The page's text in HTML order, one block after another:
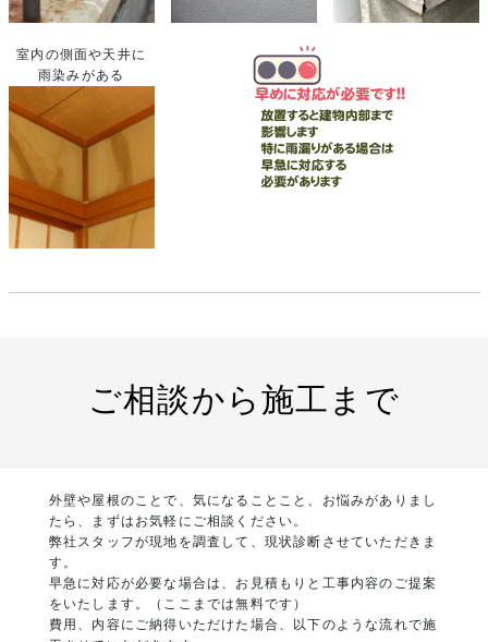
室内の側面や天井に
雨染みがある
ご相談から施工まで
外壁や屋根のことで、気になることこと、お悩みがありまし
たら、まずはお気軽にご相談ください。
弊社スタッフが現地を調査して、現状診断させていただきま
す。
早急に対応が必要な場合は、お見積もりと工事内容のご提案
をいたします。（ここまでは無料です）
費用、内容にご納得いただけた場合、以下のような流れで施